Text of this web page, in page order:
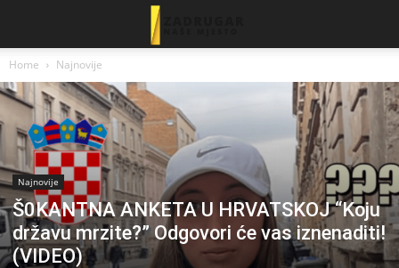
Home Najnovije
Najnovije
Š0KANTNA ANKETA U HRVATSKOJ “Koju
državu mrzite?” Odgovori će vas iznenaditi!
(VIDEO)